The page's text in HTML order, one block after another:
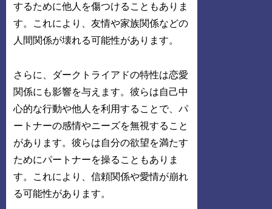
するために他人を傷つけることもありま
す。これにより、友情や家族関係などの
人間関係が壊れる可能性があります。
さらに、ダークトライアドの特性は恋愛
関係にも影響を与えます。彼らは自己中
心的な行動や他人を利用することで、パ
ートナーの感情やニーズを無視すること
があります。彼らは自分の欲望を満たす
ためにパートナーを操ることもありま
す。これにより、信頼関係や愛情が崩れ
る可能性があります。